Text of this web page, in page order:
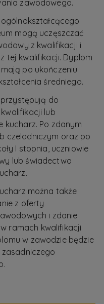
zawodowego.
mogą uczęszczać
z kwalifikacji i
tej kwalifikacji. Dyplom
po ukończeniu
średniego.
do
lub
kucharz. Po zdanym
czeladniczym oraz po
I stopnia, uczniowie
lub świadectwo
można także
z oferty
i zdanie
ramach kwalifikacji
w zawodzie będzie